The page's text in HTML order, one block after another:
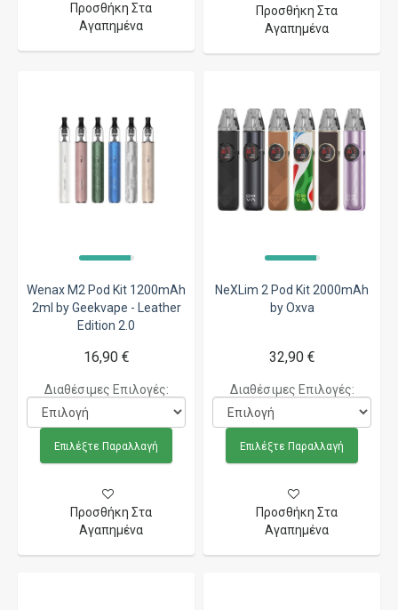
Προσθήκη Στα
Αγαπημένα
Προσθήκη Στα
Αγαπημένα
Wenax M2 Pod Kit 1200mAh
2ml by Geekvape - Leather
Edition 2.0
16,90 €
Διαθέσιμες Επιλογές:
Επιλέξτε Παραλλαγή
Προσθήκη Στα
Αγαπημένα
NeXLim 2 Pod Kit 2000mAh
by Oxva
32,90 €
Διαθέσιμες Επιλογές:
Επιλέξτε Παραλλαγή
Προσθήκη Στα
Αγαπημένα